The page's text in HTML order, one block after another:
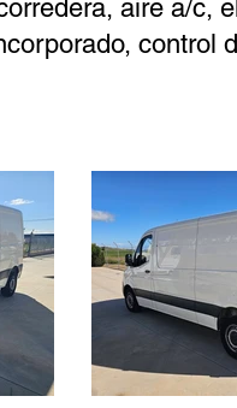
aire a/c,
control